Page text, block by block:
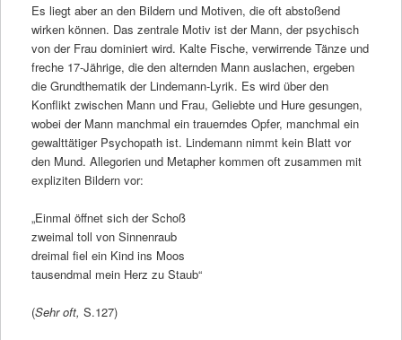
Es liegt aber an den Bildern und Motiven, die oft abstoßend
wirken können. Das zentrale Motiv ist der Mann, der psychisch
von der Frau dominiert wird. Kalte Fische, verwirrende Tänze und
freche 17-Jährige, die den alternden Mann auslachen, ergeben
die Grundthematik der Lindemann-Lyrik. Es wird über den
Konflikt zwischen Mann und Frau, Geliebte und Hure gesungen,
wobei der Mann manchmal ein trauerndes Opfer, manchmal ein
gewalttätiger Psychopath ist. Lindemann nimmt kein Blatt vor
den Mund. Allegorien und Metapher kommen oft zusammen mit
expliziten Bildern vor:
„Einmal öffnet sich der Schoß
zweimal toll von Sinnenraub
dreimal fiel ein Kind ins Moos
tausendmal mein Herz zu Staub“
(Sehr oft, S.127)